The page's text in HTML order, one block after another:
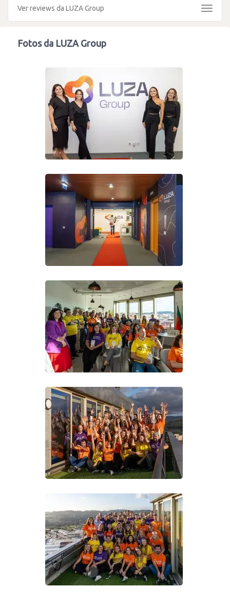
Ver reviews da LUZA Group
Toggle
Fotos da LUZA Group